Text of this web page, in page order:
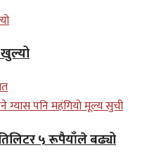
५ रूपैयाँले बढ्यो